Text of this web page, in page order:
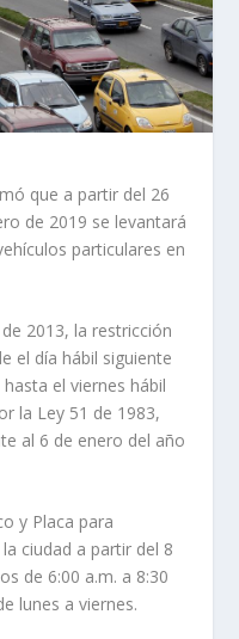
que a partir del 26
de 2019 se levantará
particulares en
2013, la restricción
el día hábil siguiente
el viernes hábil
la Ley 51 de 1983,
al 6 de enero del año
y Placa para
ciudad a partir del 8
de 6:00 a.m. a 8:30
lunes a viernes.